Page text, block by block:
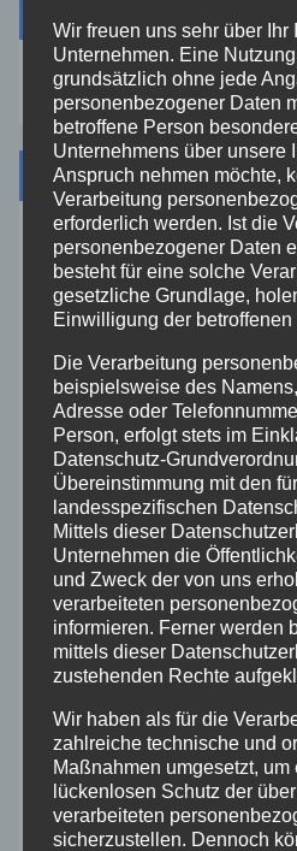
Kategorien
Aktuelles
Allgemein
Altenkirchen
Bundespolizei
Feuerwehr
Hilfsorganisationen
Mayen-Koblenz
Polizei
Rettungsdienst
Wir freuen uns sehr über Ihr
Unternehmen. Eine
grundsätzlich ohne jede
personenbezogener Daten
betroffene Person
Unternehmens über unsere
Anspruch nehmen möchte,
Verarbeitung
erforderlich werden. Ist die
personenbezogener Daten
besteht für eine solche
gesetzliche Grundlage,
Einwilligung der betroffenen
Die Verarbeitung
beispielsweise des
Adresse oder
Person, erfolgt stets im
Datenschutz-
Übereinstimmung mit den
landesspezifischen
Mittels dieser
Unternehmen die
und Zweck der von uns
verarbeiteten
informieren. Ferner werden
mittels dieser
zustehenden Rechte
Wir haben als für die
zahlreiche technische und
Maßnahmen umgesetzt,
lückenlosen Schutz der
verarbeiteten
sicherzustellen. Dennoch